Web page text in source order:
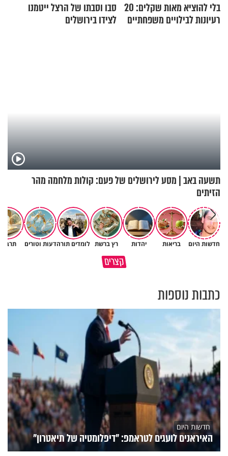
בלי להוציא מאות שקלים: 20
רעיונות לבילויים משפחתיים
סבו וסבתו של הרצל ייטמנו
לצידו בירושלים
תשעה באב | מסע לירושלים של פעם: קולות מלחמה מהר
הזיתים
חדשות היום בריאות יהדות רץ ברשת לומדים תורהדעות וטורים
קצרים
תשתמש באהבה של השם לטובתך
פותחים פתח קטן - ומקבלים
כתבות נוספות
חדשות היום
האיראנים לועגים לטראמפ: "דיפלומטיה של תיאטרון"